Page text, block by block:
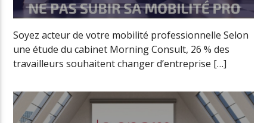
Soyez acteur de votre mobilité professionnelle Selon
une étude du cabinet Morning Consult, 26 % des
travailleurs souhaitent changer d’entreprise […]
01:08 READ TIME